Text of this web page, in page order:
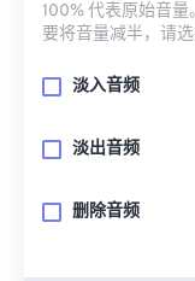
100% 代表原始音量
要将音量减半，请
淡入音频
淡出音频
删除音频